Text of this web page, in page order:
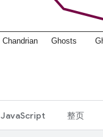
JavaScript 整页